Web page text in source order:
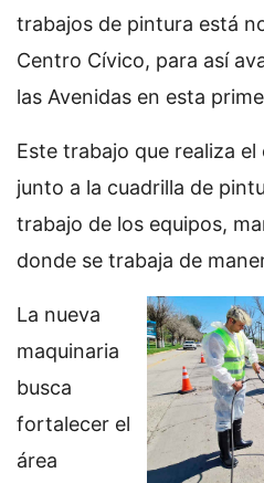
trabajos de pintura está
Centro Cívico, para así
las Avenidas en esta
Este trabajo que realiza
junto a la cuadrilla de
trabajo de los equipos,
donde se trabaja de
La nueva
maquinaria
busca
fortalecer el
área